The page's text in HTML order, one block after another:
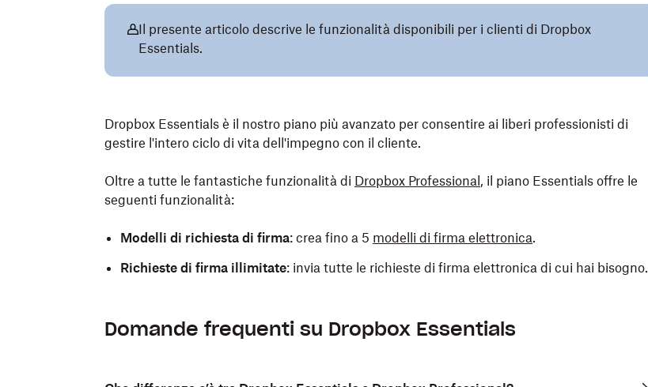
Il presente articolo descrive le funzionalità disponibili per i clienti di Dropbox
Essentials.
Dropbox Essentials è il nostro piano più avanzato per consentire ai liberi professionisti di
gestire l'intero ciclo di vita dell'impegno con il cliente.
Oltre a tutte le fantastiche funzionalità di Dropbox Professional , il piano Essentials offre le
seguenti funzionalità:
Modelli di richiesta di firma: crea fino a 5 modelli di firma elettronica.
Richieste di firma illimitate: invia tutte le richieste di firma elettronica di cui hai bisogno.
Domande frequenti su Dropbox Essentials